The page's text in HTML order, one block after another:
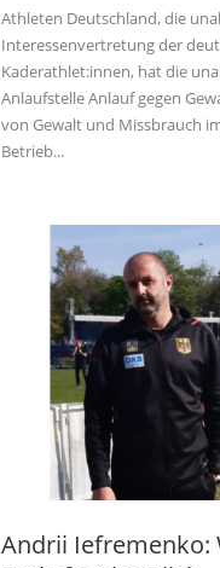
Athleten Deutschland, die
Interessenvertretung der
Kaderathlet:innen, hat die
Anlaufstelle Anlauf gegen
von Gewalt und Missbrauch
Betrieb...
Andrii Iefremenko: